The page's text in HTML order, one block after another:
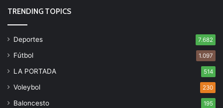
TRENDING TOPICS
Deportes 7.682
Fútbol 1.097
LA PORTADA 514
Voleybol 230
Baloncesto 195